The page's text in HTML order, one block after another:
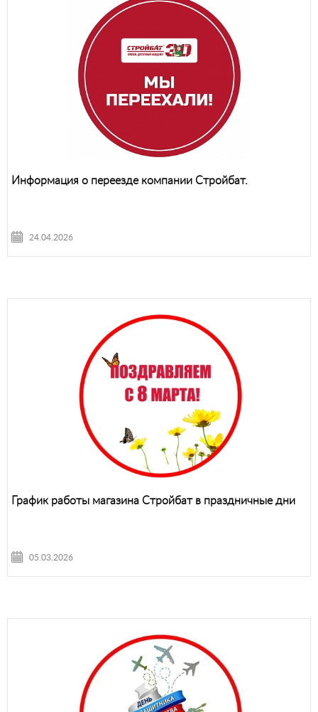
Информация о переезде компании Стройбат.
24.04.2026
График работы магазина Стройбат в праздничные дни
05.03.2026